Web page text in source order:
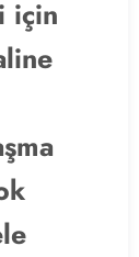
için